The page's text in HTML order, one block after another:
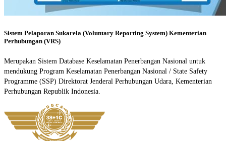
Sistem Pelaporan Sukarela (Voluntary Reporting System) Kementerian
Perhubungan (VRS)
Merupakan Sistem Database Keselamatan Penerbangan Nasional untuk
mendukung Program Keselamatan Penerbangan Nasional / State Safety
Programme (SSP) Direktorat Jenderal Perhubungan Udara, Kementerian
Perhubungan Republik Indonesia.